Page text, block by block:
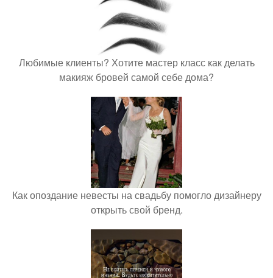
Любимые клиенты? Хотите мастер класс как делать
макияж бровей самой себе дома?
Как опоздание невесты на свадьбу помогло дизайнеру
открыть свой бренд.